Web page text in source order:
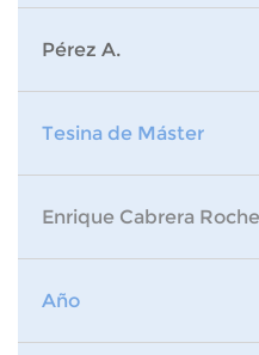
Pérez A.
Tesina de Máster
Enrique Cabrera
Año